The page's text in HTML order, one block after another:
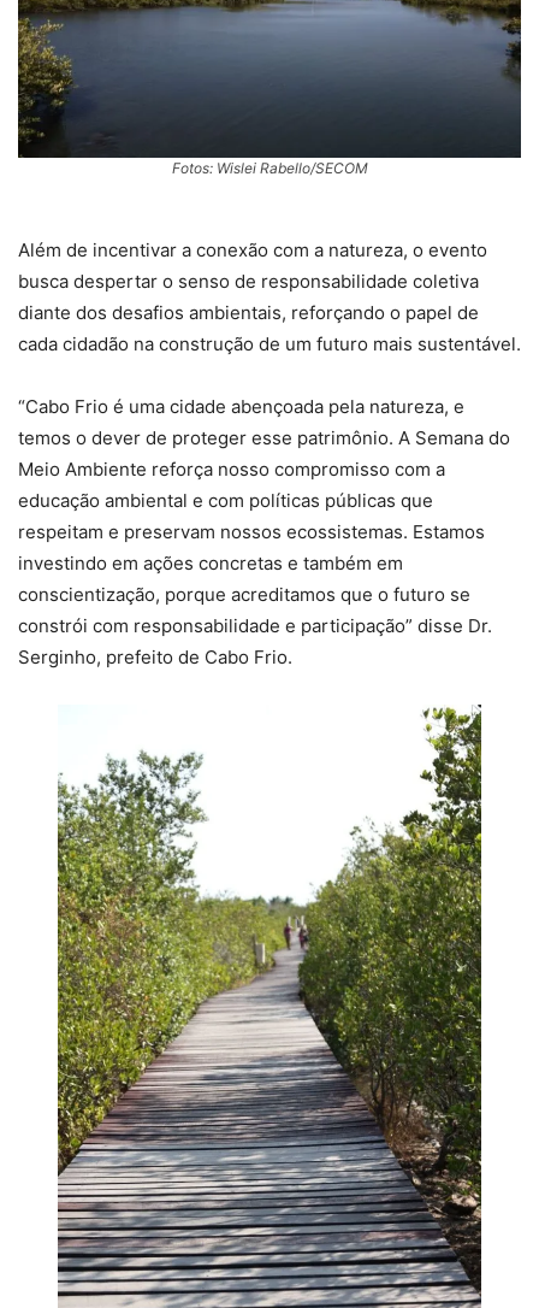
Fotos: Wislei Rabello/SECOM
Além de incentivar a conexão com a natureza, o evento
busca despertar o senso de responsabilidade coletiva
diante dos desafios ambientais, reforçando o papel de
cada cidadão na construção de um futuro mais sustentável.
“Cabo Frio é uma cidade abençoada pela natureza, e
temos o dever de proteger esse patrimônio. A Semana do
Meio Ambiente reforça nosso compromisso com a
educação ambiental e com políticas públicas que
respeitam e preservam nossos ecossistemas. Estamos
investindo em ações concretas e também em
conscientização, porque acreditamos que o futuro se
constrói com responsabilidade e participação” disse Dr.
Serginho, prefeito de Cabo Frio.